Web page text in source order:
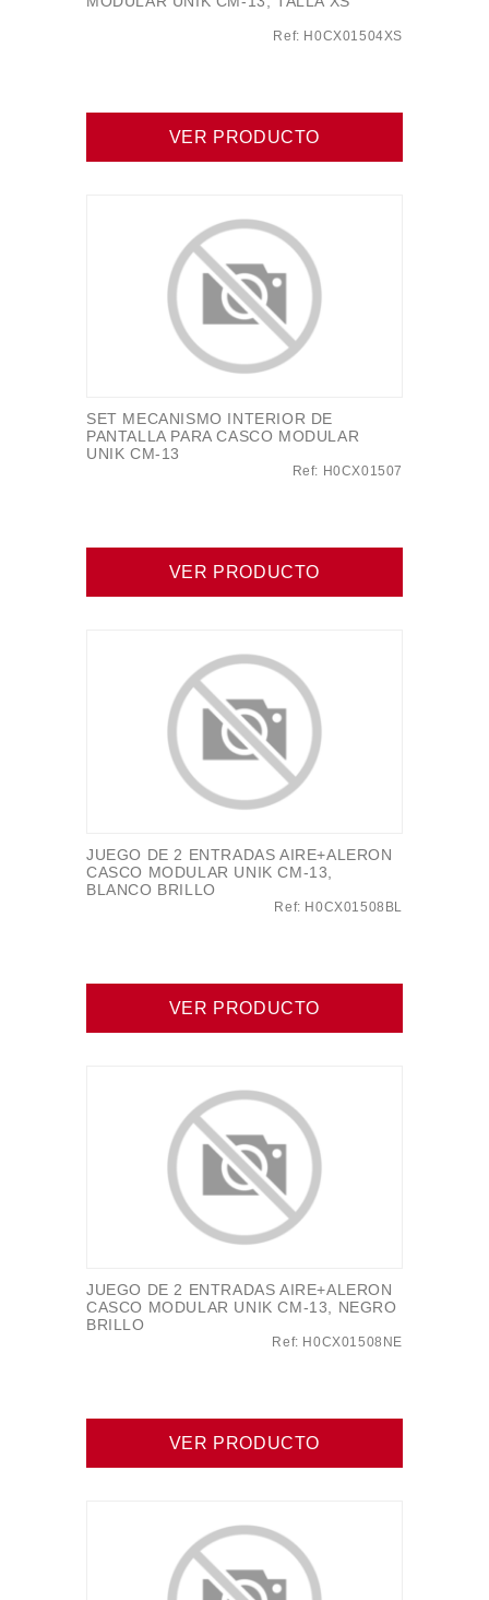
Ref: H0CX01504XS
VER PRODUCTO
SET MECANISMO INTERIOR DE
PANTALLA PARA CASCO MODULAR
UNIK CM-13
Ref: H0CX01507
VER PRODUCTO
JUEGO DE 2 ENTRADAS AIRE+ALERON
CASCO MODULAR UNIK CM-13,
BLANCO BRILLO
Ref: H0CX01508BL
VER PRODUCTO
JUEGO DE 2 ENTRADAS AIRE+ALERON
CASCO MODULAR UNIK CM-13, NEGRO
BRILLO
Ref: H0CX01508NE
VER PRODUCTO